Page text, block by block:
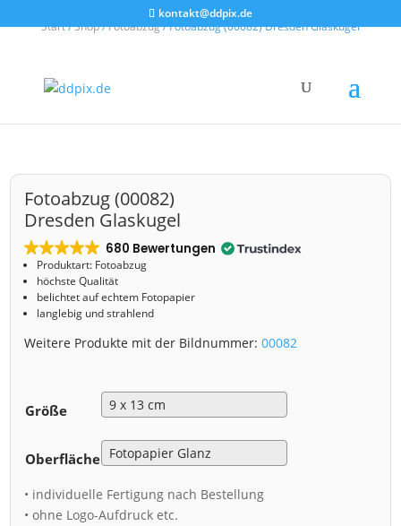
kontakt@ddpix.de
Start/Shop/Fotoabzug/ Fotoabzug (00082) Dresden Glaskugel
Fotoabzug (00082)
Dresden Glaskugel
680 Bewertungen
Produktart: Fotoabzug
höchste Qualität
belichtet auf echtem Fotopapier
langlebig und strahlend
Weitere Produkte mit der Bildnummer:00082
Größe
Oberfläche
• individuelle Fertigung nach Bestellung
• ohne Logo-Aufdruck etc.